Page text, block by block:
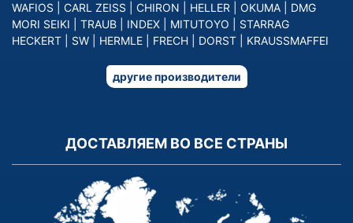
WAFIOS
CARL ZEISS CHIRON HELLER OKUMA
DMG
MORI SEIKI
TRAUB INDEX MITUTOYO
STARRAG
HECKERT
SW HERMLE FRECH DORST KRAUSSMAFFEI
другие производители
ДОСТАВЛЯЕМ ВО ВСЕ СТРАНЫ